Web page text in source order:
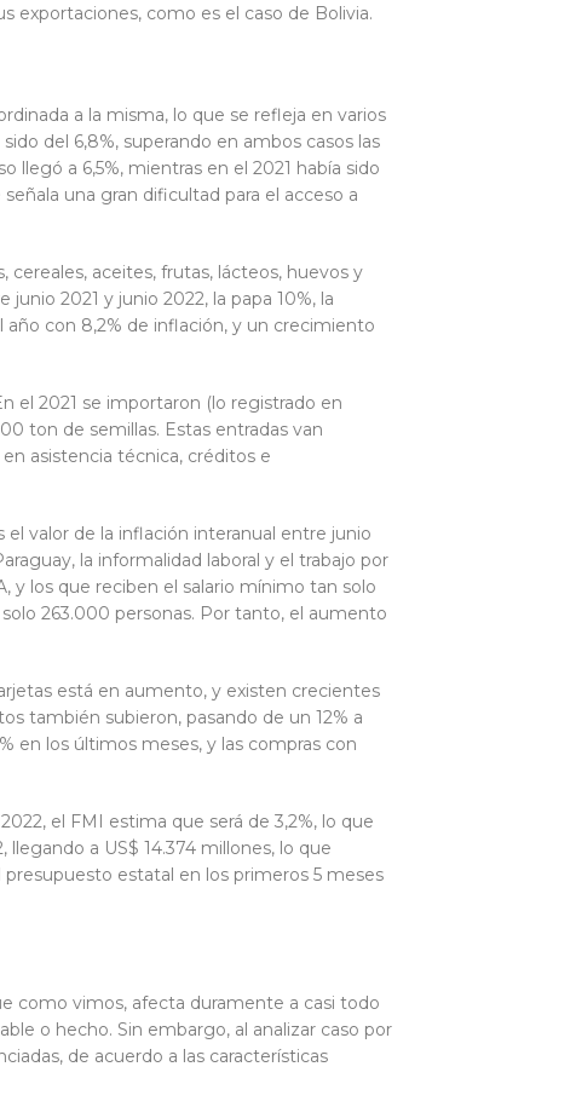
exportaciones, como es el caso de Bolivia.
a la misma, lo que se refleja en varios
del 6,8%, superando en ambos casos las
llegó a 6,5%, mientras en el 2021 había sido
una gran dificultad para el acceso a
cereales, aceites, frutas, lácteos, huevos y
2021 y junio 2022, la papa 10%, la
año con 8,2% de inflación, y un crecimiento
el 2021 se importaron (lo registrado en
ton de semillas. Estas entradas van
asistencia técnica, créditos e
el valor de la inflación interanual entre junio
la informalidad laboral y el trabajo por
y los que reciben el salario mínimo tan solo
263.000 personas. Por tanto, el aumento
está en aumento, y existen crecientes
también subieron, pasando de un 12% a
en los últimos meses, y las compras con
el FMI estima que será de 3,2%, lo que
a US$ 14.374 millones, lo que
presupuesto estatal en los primeros 5 meses
como vimos, afecta duramente a casi todo
o hecho. Sin embargo, al analizar caso por
de acuerdo a las características